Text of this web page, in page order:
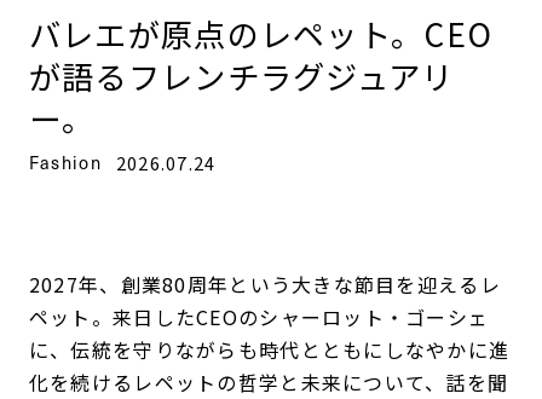
バレエが原点のレペット。CEO
が語るフレンチラグジュアリ
ー。
Fashion 2026.07.24
2027年、創業80周年という大きな節目を迎えるレ
ペット。来日したCEOのシャーロット・ゴーシェ
に、伝統を守りながらも時代とともにしなやかに進
化を続けるレペットの哲学と未来について、話を聞